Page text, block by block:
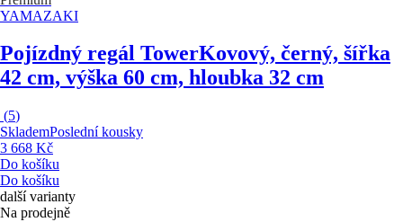
YAMAZAKI
Pojízdný regál TowerKovový, černý, šířka
42 cm, výška 60 cm, hloubka 32 cm
(5)
SklademPoslední kousky
3 668 Kč
Do košíku
Do košíku
další varianty
Na prodejně